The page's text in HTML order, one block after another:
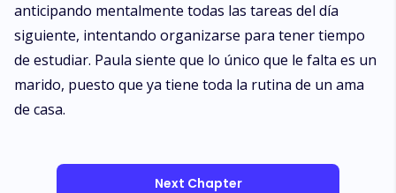
anticipando mentalmente todas las tareas del día
siguiente, intentando organizarse para tener tiempo
de estudiar. Paula siente que lo único que le falta es un
marido, puesto que ya tiene toda la rutina de un ama
de casa.
Next Chapter